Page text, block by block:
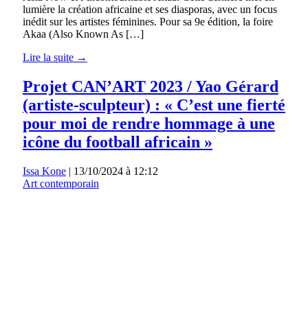
lumière la création africaine et ses diasporas, avec un focus
inédit sur les artistes féminines. Pour sa 9e édition, la foire
Akaa (Also Known As […]
Lire la suite →
Projet CAN’ART 2023 / Yao Gérard
(artiste-sculpteur) : « C’est une fierté
pour moi de rendre hommage à une
icône du football africain »
Issa Kone | 13/10/2024 à 12:12
Art contemporain